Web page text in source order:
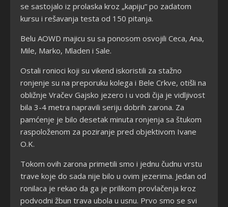
se sastojalo iz prolaska kroz „kapiju“ po zadatom
kursu i rešavanja testa od 150 pitanja.
Belu AOWD majicu su sa ponosom osvojili Ceca, Ana,
Mile, Marko, Mladen i Sale.
Ostali ronioci koji su vikend iskoristili za stažno
ronjenje su na preporuku kolega i Bele Crkve, otišli na
obližnje Vračev Gajsko jezero i u vodi čija je vidljivost
bila 3-4 metra napravili seriju dobrih zarona. Za
pamćenje je bilo desetak minuta ronjenja sa štukom
raspoloženom za poziranje pred objektivom Ivane
O.K.
Tokom ovih zarona primetili smo i jednu čudnu vrstu
trave koje do sada nije bilo u ovim jezerima. Jedan od
ronilaca je rekao da ga je prilikom provlačenja kroz
podvodni žbun trava ubola u usnu. Prvo smo se svi